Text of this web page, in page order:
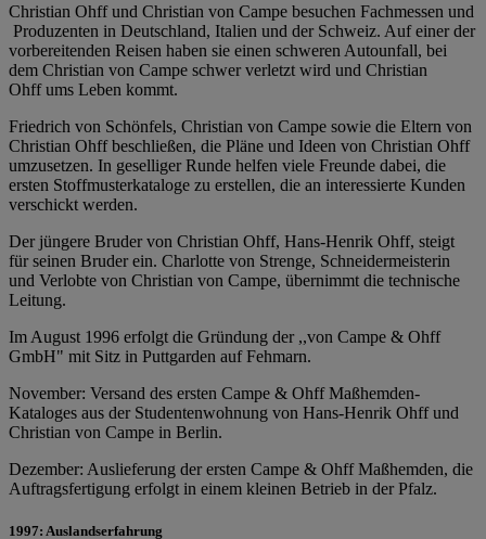
Christian Ohff und Christian von Campe besuchen Fachmessen und
Produzenten in Deutschland, Italien und der Schweiz. Auf einer der
vorbereitenden Reisen haben sie einen schweren Autounfall, bei
dem Christian von Campe schwer verletzt wird und Christian
Ohff ums Leben kommt.
Friedrich von Schönfels, Christian von Campe sowie die Eltern von
Christian Ohff beschließen, die Pläne und Ideen von Christian Ohff
umzusetzen. In geselliger Runde helfen viele Freunde dabei, die
ersten Stoffmusterkataloge zu erstellen, die an interessierte Kunden
verschickt werden.
Der jüngere Bruder von Christian Ohff, Hans-Henrik Ohff, steigt
für seinen Bruder ein. Charlotte von Strenge, Schneidermeisterin
und Verlobte von Christian von Campe, übernimmt die technische
Leitung.
Im August 1996 erfolgt die Gründung der ,,von Campe & Ohff
GmbH" mit Sitz in Puttgarden auf Fehmarn.
November: Versand des ersten Campe & Ohff Maßhemden-
Kataloges aus der Studentenwohnung von Hans-Henrik Ohff und
Christian von Campe in Berlin.
Dezember: Auslieferung der ersten Campe & Ohff Maßhemden, die
Auftragsfertigung erfolgt in einem kleinen Betrieb in der Pfalz.
1997: Auslandserfahrung